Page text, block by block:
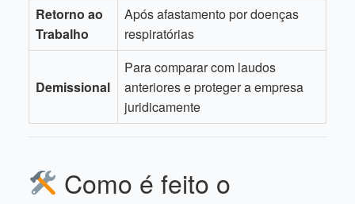
Retorno ao
Trabalho
Após afastamento por doenças
respiratórias
Demissional
Para comparar com laudos
anteriores e proteger a empresa
juridicamente
Como é feito o